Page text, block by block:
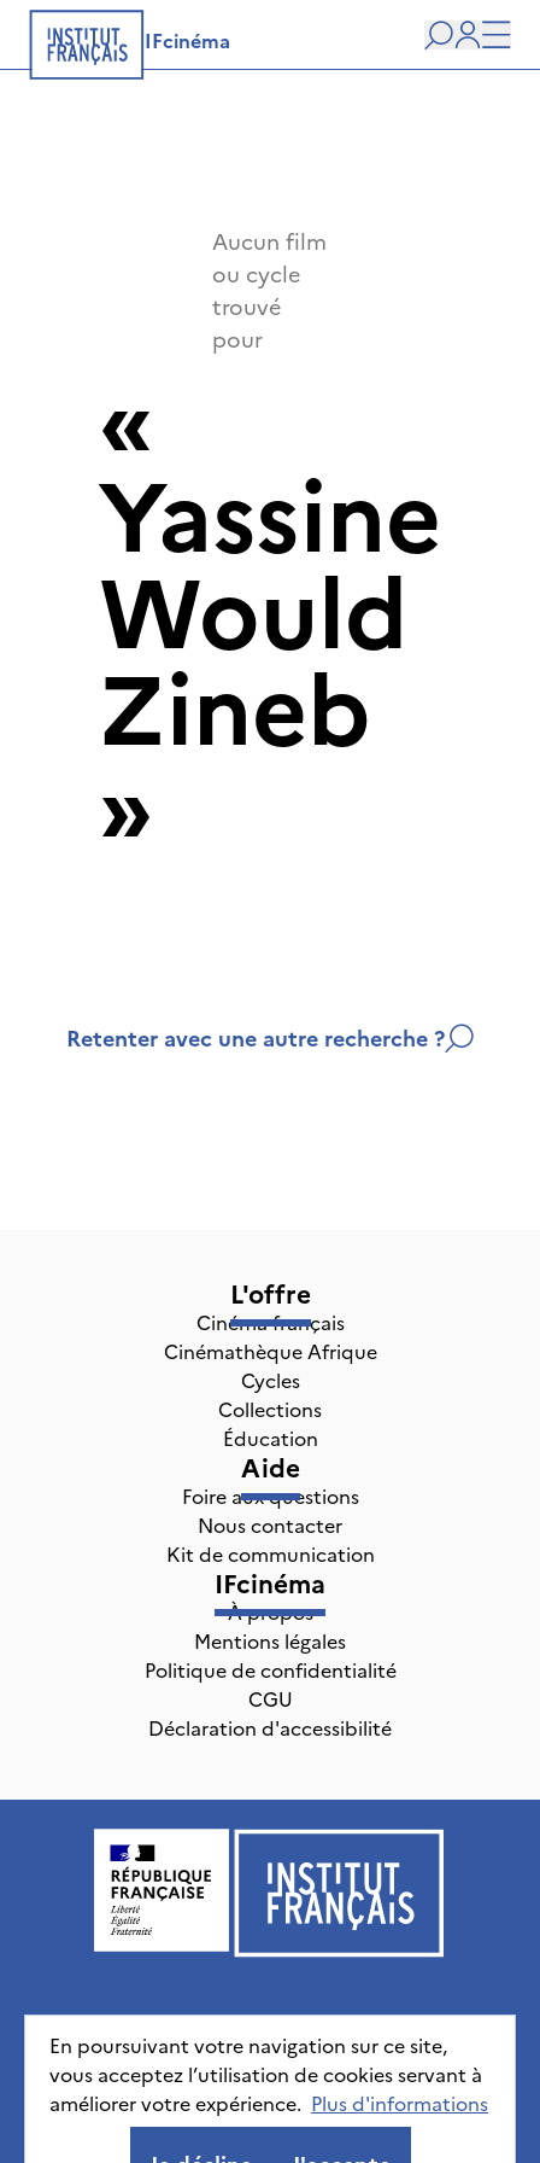
IFcinéma
user
Aucun film
ou cycle
trouvé
pour
«
Yassine
Would
Zineb
»
Retenter avec une autre recherche ?
En poursuivant votre navigation sur ce site,
vous acceptez l’utilisation de cookies servant à
améliorer votre expérience. Plus d'informations
L'offre
Cinéma français
Cinémathèque Afrique
Cycles
Collections
Éducation
Aide
Foire aux questions
Nous contacter
Kit de communication
IFcinéma
À propos
Mentions légales
Politique de confidentialité
CGU
Déclaration d'accessibilité
Institut français, tous droits réservés 2026
Mentions légales Politique de confidentialité
CGU
Déclaration d'accessibilité